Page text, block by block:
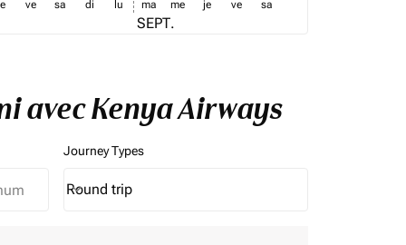
ve sa di lu ma
SEPT.
me je ve sa
avec Kenya Airways
Journey Types
Journey Types option Round trip Selected
Round trip
keyboard_arrow_down